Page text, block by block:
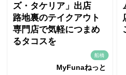
ズ・タケリア」出店
路地裏のテイクアウト
専門店で気軽につまめ
るタコスを
船橋
MyFunaねっと